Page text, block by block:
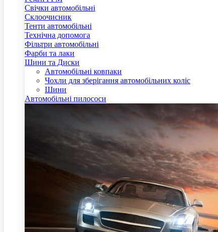
Свічки автомобільні
Склоочисник
Тенти автомобільні
Технічна допомога
Фільтри автомобільні
Фарби та лаки
Шини та Диски
Автомобільні ковпаки
Чохли для зберігання автомобільних коліс
Шини
Автомобільні пилососи